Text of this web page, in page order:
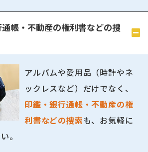
帳・不動産の権利書などの捜
アルバムや愛用品（時計やネ
ックレスなど）だけでなく、
印鑑・銀行通帳・不動産の権
利書などの捜索も、お気軽に
。